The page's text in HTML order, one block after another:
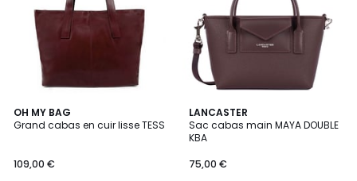
OH MY BAG
Grand cabas en cuir lisse TESS
109,00 €
9
Couleurs
LANCASTER
Sac cabas main MAYA DOUBLE
KBA
75,00 €
6
Couleurs